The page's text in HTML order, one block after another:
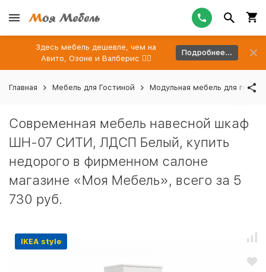
Здесь мебель дешевле, чем на
Авито, Озоне и Валберис 👉🏻
Подробнее...
Главная Мебель для Гостиной Модульная мебель для
Современная мебель навесной шкаф
ШН-07 СИТИ, ЛДСП Белый, купить
недорого в фирменном салоне
магазине «Моя Мебель», всего за 5
730 руб.
IKEA style